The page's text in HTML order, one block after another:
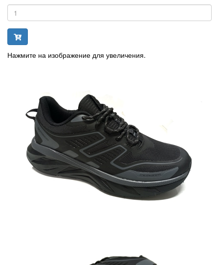
Нажмите на изображение для увеличения.